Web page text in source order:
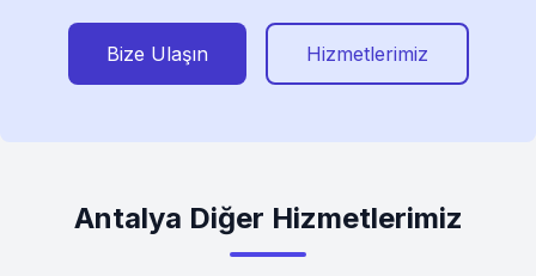
Bize Ulaşın Hizmetlerimiz
Antalya Diğer Hizmetlerimiz